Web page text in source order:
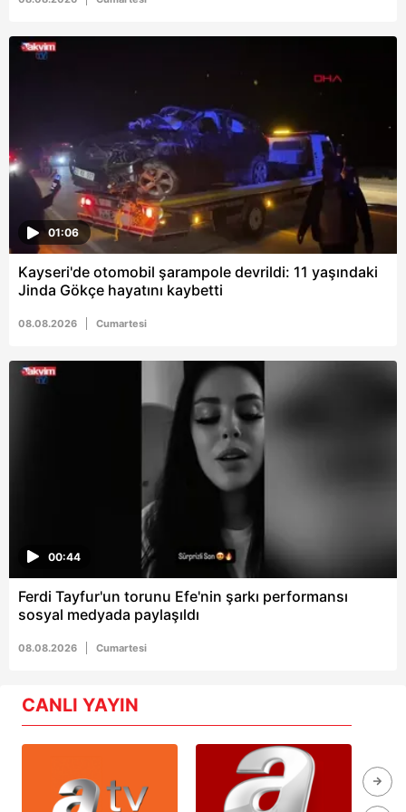
6698 sayılı Kişisel Verilerin Korunması Kanunu uyarınca
hazırlanmış Aydınlatma Metnimizi okumak ve sitemizde
ilgili mevzuata uygun olarak kullanılan çerezlerle ilgili bilgi
tıklayınız.
01:06
Kayseri'de otomobil şarampole devrildi: 11 yaşındaki
Jinda Gökçe hayatını kaybetti
08.08.2026 Cumartesi
00:44
Ferdi Tayfur'un torunu Efe'nin şarkı performansı
sosyal medyada paylaşıldı
08.08.2026 Cumartesi
CANLI YAYIN